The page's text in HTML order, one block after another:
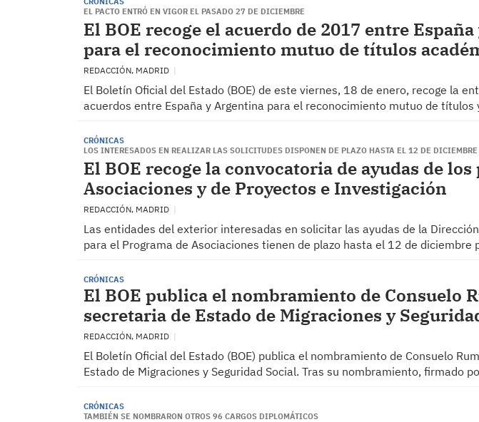
EL PACTO ENTRÓ EN VIGOR EL PASADO 27 DE DICIEMBRE
El BOE recoge el acuerdo de 2017 entre
para el reconocimiento mutuo de títulos
REDACCIÓN, MADRID
El Boletín Oficial del Estado (BOE) de este viernes, 18 de enero, recoge la
acuerdos entre España y Argentina para el reconocimiento mutuo de
CRÓNICAS
LOS INTERESADOS EN REALIZAR LAS SOLICITUDES DISPONEN DE PLAZO HASTA EL 12 DE DICIEMBRE
El BOE recoge la convocatoria de ayudas de
Asociaciones y de Proyectos e Investigación
REDACCIÓN, MADRID
Las entidades del exterior interesadas en solicitar las ayudas de la
para el Programa de Asociaciones tienen de plazo hasta el 12 de diciembre
CRÓNICAS
El BOE publica el nombramiento de Consuelo
secretaria de Estado de Migraciones y
REDACCIÓN, MADRID
El Boletín Oficial del Estado (BOE) publica el nombramiento de Consuelo
Estado de Migraciones y Seguridad Social. Tras su nombramiento, firmado
CRÓNICAS
TAMBIÉN SE NOMBRARON OTROS 96 CARGOS DIPLOMÁTICOS